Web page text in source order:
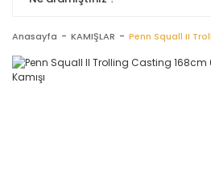
Anasayfa KAMIŞLAR Penn Squall II